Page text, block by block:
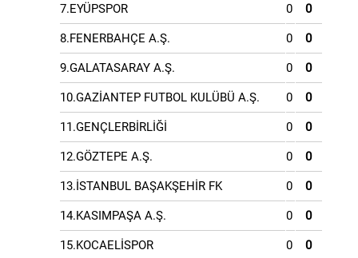
7.EYÜPSPOR 0 0
8.FENERBAHÇE A.Ş. 0 0
9.GALATASARAY A.Ş. 0 0
10.GAZİANTEP FUTBOL KULÜBÜ A.Ş. 0 0
11.GENÇLERBİRLİĞİ 0 0
12.GÖZTEPE A.Ş. 0 0
13.İSTANBUL BAŞAKŞEHİR FK 0 0
14.KASIMPAŞA A.Ş. 0 0
15.KOCAELİSPOR 0 0